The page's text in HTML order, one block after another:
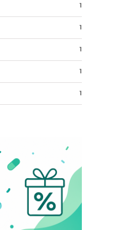
1
1
1
1
1